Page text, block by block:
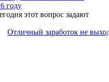
году
этот вопрос задают